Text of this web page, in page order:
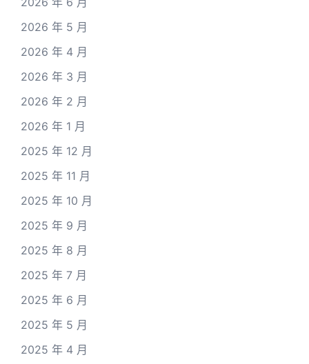
2026 年 5 月
2026 年 4 月
2026 年 3 月
2026 年 2 月
2026 年 1 月
2025 年 12 月
2025 年 11 月
2025 年 10 月
2025 年 9 月
2025 年 8 月
2025 年 7 月
2025 年 6 月
2025 年 5 月
2025 年 4 月